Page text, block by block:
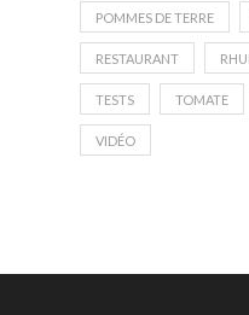
POMMES DE TERRE
RESTAURANT
TESTS TOMATE
VIDÉO